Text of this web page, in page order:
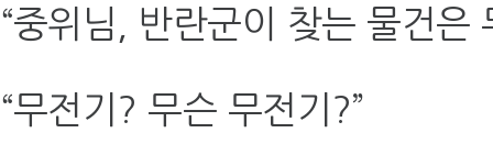
“중위님, 반란군이 찾는 물건은
“무전기? 무슨 무전기?”